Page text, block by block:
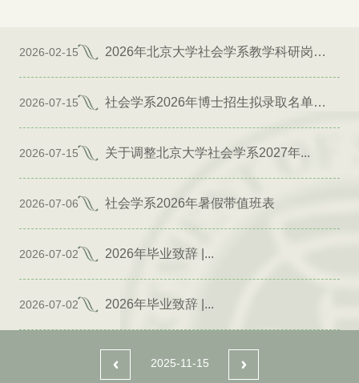
2026-02-15 2026年北京大学社会学系教学科研岗位招聘启事
2026-07-15 社会学系2026年博士招生拟录取名单公示（专项）
2026-07-15 关于调整北京大学社会学系2027年...
2026-07-06 社会学系2026年暑假带值班表
2026-07-02 2026年毕业致辞 |...
2026-07-02 2026年毕业致辞 |...
2025-11-15